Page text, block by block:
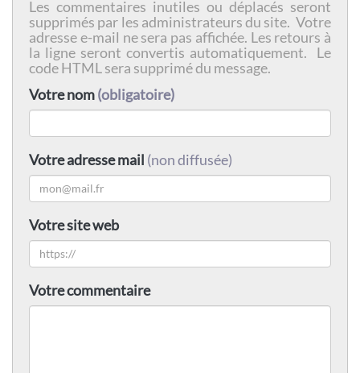
Les commentaires inutiles ou déplacés seront
supprimés par les administrateurs du site. Votre
adresse e-mail ne sera pas affichée. Les retours à
la ligne seront convertis automatiquement. Le
code HTML sera supprimé du message.
Votre nom(obligatoire)
Votre adresse mail (non diffusée)
Votre site web
Votre commentaire